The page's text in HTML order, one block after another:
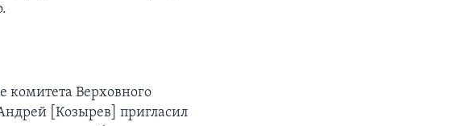
комитета Верховного
[Козырев] пригласил